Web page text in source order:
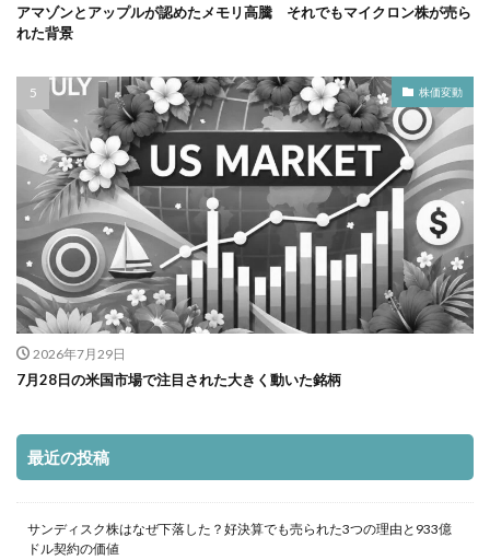
アマゾンとアップルが認めたメモリ高騰 それでもマイクロン株が売ら
れた背景
株価変動
2026年7月29日
7月28日の米国市場で注目された大きく動いた銘柄
最近の投稿
サンディスク株はなぜ下落した？好決算でも売られた3つの理由と933億
ドル契約の価値